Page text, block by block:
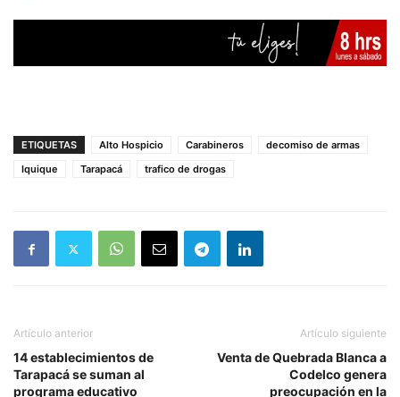
ETIQUETAS Alto Hospicio Carabineros
decomiso de armas
Iquique
Tarapacá trafico de drogas
Artículo anterior
14 establecimientos de
Tarapacá se suman al
programa educativo
Artículo siguiente
Venta de Quebrada Blanca a
Codelco genera
preocupación en la